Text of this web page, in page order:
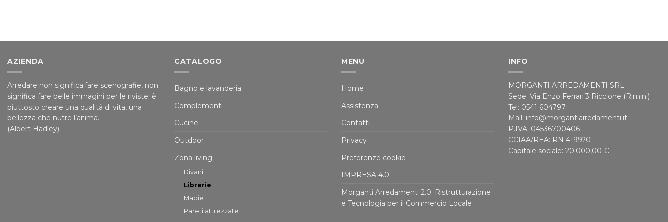
AZIENDA
Arredare non significa fare scenografie, non
significa fare belle immagini per le riviste; è
piuttosto creare una qualità di vita, una
bellezza che nutre l’anima.
(Albert Hadley)
CATALOGO
Bagno e lavanderia
Complementi
Cucine
Outdoor
Zona living
Divani
Librerie
Madie
Pareti attrezzate
MENU
Home
Assistenza
Contatti
Privacy
Preferenze cookie
IMPRESA 4.0
Morganti Arredamenti 2.0: Ristrutturazione
e Tecnologia per il Commercio Locale
INFO
MORGANTI ARREDAMENTI SRL
Sede: Via Enzo Ferrari 3 Riccione (Rimini)
Tel: 0541 604797
Mail: info@morgantiarredamenti.it
P.IVA: 04536700406
CCIAA/REA: RN 419920
Capitale sociale: 20.000,00 €